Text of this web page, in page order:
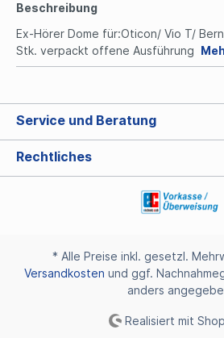
Beschreibung
Ex-Hörer Dome für:Oticon/ Vio T/
Stk. verpackt offene Ausführung
Service und Beratung
Rechtliches
* Alle Preise inkl. gesetzl.
Versandkosten und ggf.
anders
Realisiert mit